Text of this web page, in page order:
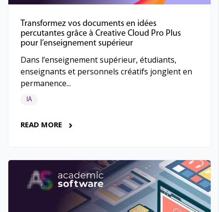
Transformez vos documents en idées
percutantes grâce à Creative Cloud Pro Plus
pour l’enseignement supérieur
Dans l’enseignement supérieur, étudiants,
enseignants et personnels créatifs jonglent en
permanence...
IA
READ MORE